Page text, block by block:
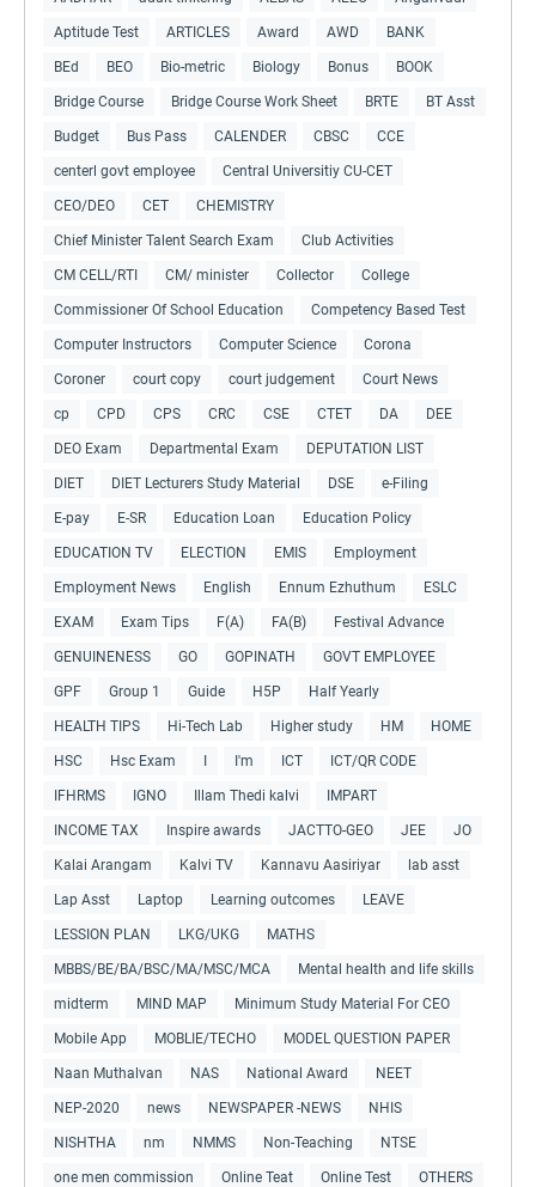
Aptitude Test ARTICLES Award AWD BANK
BEd BEO Bio-metric Biology Bonus BOOK
Bridge Course Bridge Course Work Sheet BRTE BT Asst
Budget Bus Pass CALENDER CBSC CCE
centerl govt employee Central Universitiy CU-CET
CEO/DEO CET CHEMISTRY
Chief Minister Talent Search Exam Club Activities
CM CELL/RTI CM/ minister Collector College
Commissioner Of School Education Competency Based Test
Computer Instructors Computer Science Corona
Coroner court copy court judgement Court News
cp CPD CPS CRC CSE CTET DA DEE
DEO Exam Departmental Exam DEPUTATION LIST
DIET DIET Lecturers Study Material DSE e-Filing
E-pay E-SR Education Loan Education Policy
EDUCATION TV ELECTION EMIS Employment
Employment News English Ennum Ezhuthum ESLC
EXAM Exam Tips F(A) FA(B) Festival Advance
GENUINENESS GO GOPINATH GOVT EMPLOYEE
GPF Group 1 Guide H5P Half Yearly
HEALTH TIPS Hi-Tech Lab Higher study HM HOME
HSC Hsc Exam I'm ICT ICT/QR CODE
IFHRMS IGNO Illam Thedi kalvi IMPART
INCOME TAX Inspire awards JACTTO-GEO JEE JO
Kalai Arangam Kalvi TV Kannavu Aasiriyar lab asst
Lap Asst Laptop Learning outcomes LEAVE
LESSION PLAN LKG/UKG MATHS
MBBS/BE/BA/BSC/MA/MSC/MCA Mental health and life skills
midterm MIND MAP Minimum Study Material For CEO
Mobile App MOBLIE/TECHO MODEL QUESTION PAPER
Naan Muthalvan NAS National Award NEET
NEP-2020 news NEWSPAPER -NEWS NHIS
NISHTHA nm NMMS Non-Teaching NTSE
one men commission Online Teat Online Test OTHERS